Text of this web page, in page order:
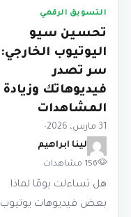
التسويق الرقمي
تحسين سيو
اليوتيوب الخارجي:
سر تصدر
فيديوهاتك وزيادة
المشاهدات
31 مارس، 2026
•
لينا ابراهيم
156 مشاهدات
هل تساءلت يومًا لماذا
بعض فيديوهات يوتيوب